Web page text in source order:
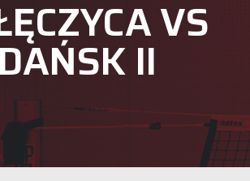
VS
II